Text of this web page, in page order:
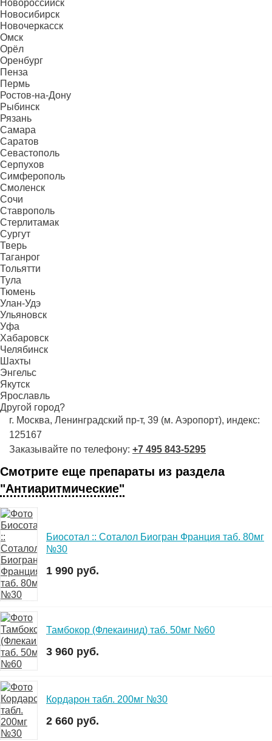
Новороссийск
Новосибирск
Новочеркасск
Омск
Орёл
Оренбург
Пенза
Пермь
Ростов-на-Дону
Рыбинск
Рязань
Самара
Саратов
Севастополь
Серпухов
Симферополь
Смоленск
Сочи
Ставрополь
Стерлитамак
Сургут
Тверь
Таганрог
Тольятти
Тула
Тюмень
Улан-Удэ
Ульяновск
Уфа
Хабаровск
Челябинск
Шахты
Энгельс
Якутск
Ярославль
Другой город?
г. Москва, Ленинградский пр-т, 39 (м. Аэропорт), индекс:
125167
Заказывайте по телефону: +7 495 843-5295
Смотрите еще препараты из раздела
"Антиаритмические"
Биосотал :: Соталол Биогран Франция таб. 80мг
№30
1 990 руб.
Тамбокор (Флекаинид) таб. 50мг №60
3 960 руб.
Кордарон табл. 200мг №30
2 660 руб.